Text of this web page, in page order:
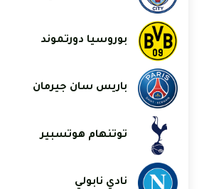
بوروسيا دورتموند
باريس سان جيرمان
توتنهام هوتسبير
نادي نابولي